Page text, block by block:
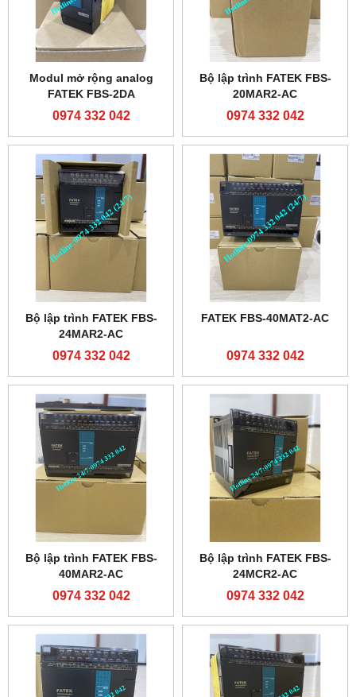
Modul mở rộng analog
FATEK FBS-2DA
0974 332 042
Bộ lập trình FATEK FBS-
20MAR2-AC
0974 332 042
Bộ lập trình FATEK FBS-
24MAR2-AC
0974 332 042
FATEK FBS-40MAT2-AC
0974 332 042
Bộ lập trình FATEK FBS-
40MAR2-AC
0974 332 042
Bộ lập trình FATEK FBS-
24MCR2-AC
0974 332 042